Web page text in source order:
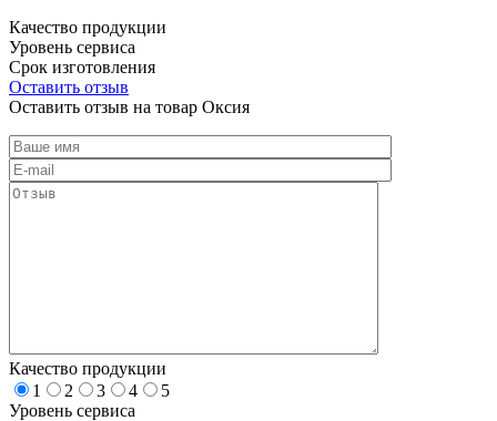
Качество продукции
Уровень сервиса
Срок изготовления
Оставить отзыв
Оставить отзыв на товар Оксия
Качество продукции
1
2 3 4
5
Уровень сервиса